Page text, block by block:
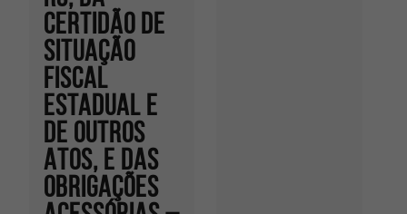
CERTIDÃO DE
SITUAÇÃO
FISCAL
ESTADUAL E
DE OUTROS
ATOS, E DAS
OBRIGAÇÕES